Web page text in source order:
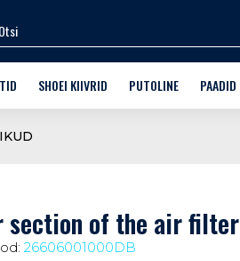
SHOEI KIIVRID PUTOLINE PAADID
section of the air filter
26606001000DB